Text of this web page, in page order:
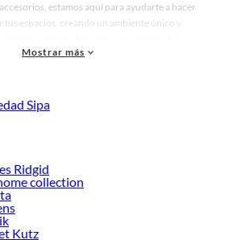
estamos aquí para ayudarte a hacer
tus espacios, creando un ambiente único y
ayudarán a crear un espacio más tú.
proyectos de decoración, estamos aquí para hacer
y encuentra todo lo que tenemos para ofrecerte en
de Guardapolvos en Sodimac
de calidad para tus proyectos y
y descubre todo lo que tenemos para
de productos de Guardapolvos en Sodimac.
para tus proyectos de renovación y decoración.
Mostrar más
Sipa
Ridgid
collection
Kutz